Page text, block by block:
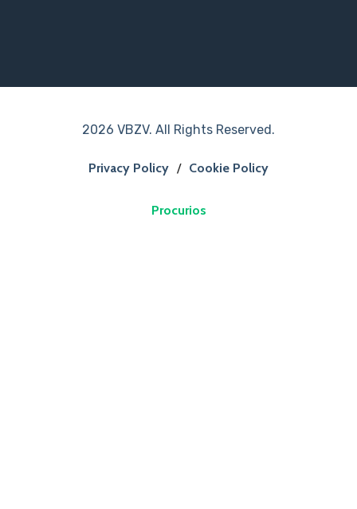
2026 VBZV. All Rights Reserved.
Privacy Policy / Cookie Policy
Procurios